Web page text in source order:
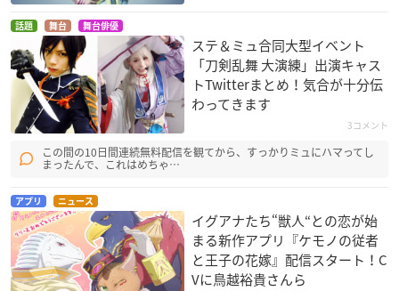
話題 舞台 舞台俳優
ステ＆ミュ合同大型イベント
「刀剣乱舞 大演練」出演キャス
トTwitterまとめ！気合が十分伝
わってきます
3コメント
この間の10日間連続無料配信を観てから、すっかりミュにハマってし
まったんで、これはめちゃ…
アプリ ニュース
イグアナたち“獣人“との恋が始
まる新作アプリ『ケモノの従者
と王子の花嫁』配信スタート！C
Vに鳥越裕貴さんら